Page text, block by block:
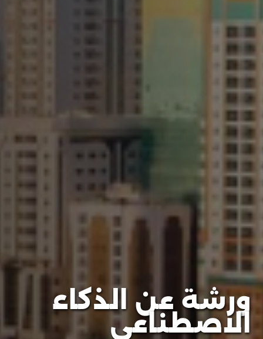
ورشة عن الذكاء
الاصطناعي